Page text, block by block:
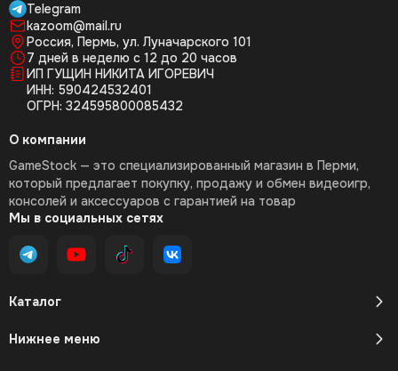
Telegram
kazoom@mail.ru
Россия, Пермь, ул. Луначарского 101
7 дней в неделю с 12 до 20 часов
ИП ГУЩИН НИКИТА ИГОРЕВИЧ
ИНН: 590424532401
ОГРН: 324595800085432
Каталог
Нижнее меню
О компании
GameStock — это специализированный магазин в Перми,
который предлагает покупку, продажу и обмен видеоигр,
консолей и аксессуаров с гарантией на товар
Мы в социальных сетях